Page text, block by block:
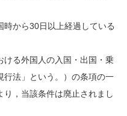
時から30日以上経過している
ける外国人の入国・出国・乗
行法」という。）の条項の一
，当該条件は廃止されまし